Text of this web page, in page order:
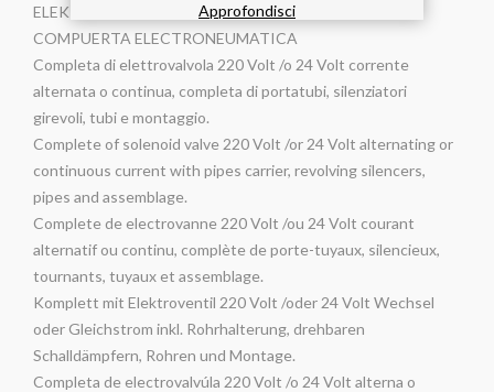
ELEKTROPNEUMATISCHER ABSPERRSCHIEBER
COMPUERTA ELECTRONEUMATICA
Completa di elettrovalvola 220 Volt /o 24 Volt corrente
alternata o continua, completa di portatubi, silenziatori
girevoli, tubi e montaggio.
Complete of solenoid valve 220 Volt /or 24 Volt alternating or
continuous current with pipes carrier, revolving silencers,
pipes and assemblage.
Complete de electrovanne 220 Volt /ou 24 Volt courant
alternatif ou continu, complète de porte-tuyaux, silencieux,
tournants, tuyaux et assemblage.
Komplett mit Elektroventil 220 Volt /oder 24 Volt Wechsel
oder Gleichstrom inkl. Rohrhalterung, drehbaren
Schalldämpfern, Rohren und Montage.
Completa de electrovalvúla 220 Volt /o 24 Volt alterna o
Approfondisci